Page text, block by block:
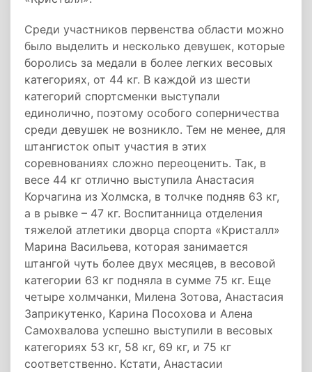
Среди участников первенства области можно
было выделить и несколько девушек, которые
боролись за медали в более легких весовых
категориях, от 44 кг. В каждой из шести
категорий спортсменки выступали
единолично, поэтому особого соперничества
среди девушек не возникло. Тем не менее, для
штангисток опыт участия в этих
соревнованиях сложно переоценить. Так, в
весе 44 кг отлично выступила Анастасия
Корчагина из Холмска, в толчке подняв 63 кг,
а в рывке – 47 кг. Воспитанница отделения
тяжелой атлетики дворца спорта «Кристалл»
Марина Васильева, которая занимается
штангой чуть более двух месяцев, в весовой
категории 63 кг подняла в сумме 75 кг. Еще
четыре холмчанки, Милена Зотова, Анастасия
Заприкутенко, Карина Посохова и Алена
Самохвалова успешно выступили в весовых
категориях 53 кг, 58 кг, 69 кг, и 75 кг
соответственно. Кстати, Анастасии